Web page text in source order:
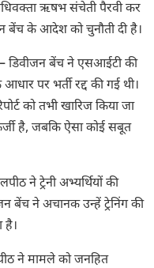
ऋषभ संचेती पैरवी कर
बेंच के आदेश को चुनौती दी है।
– डिवीजन बेंच ने एसआईटी की
पर भर्ती रद्द की गई थी।
को तभी खारिज किया जा
है, जबकि ऐसा कोई सबूत
ने ट्रेनी अभ्यर्थियों की
बेंच ने अचानक उन्हें ट्रेनिंग की
है।
ने मामले को जनहित